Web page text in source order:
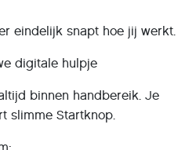
eindelijk snapt hoe jij werkt.
digitale hulpje
binnen handbereik. Je
slimme Startknop.